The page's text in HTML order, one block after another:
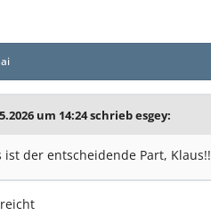
um 14:24 schriebesgey:
ist der entscheidende Part, Klaus!!